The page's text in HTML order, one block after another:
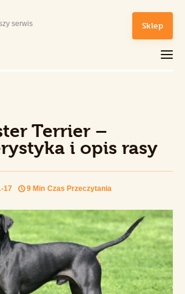
serwis
Sklep
Najlepszy serwis dla psiarzy!
Terrier –
i opis rasy
17 9 Min Czas Przeczytania